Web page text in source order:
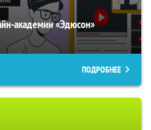
академии «Эдюсон»
ПОДРОБНЕЕ